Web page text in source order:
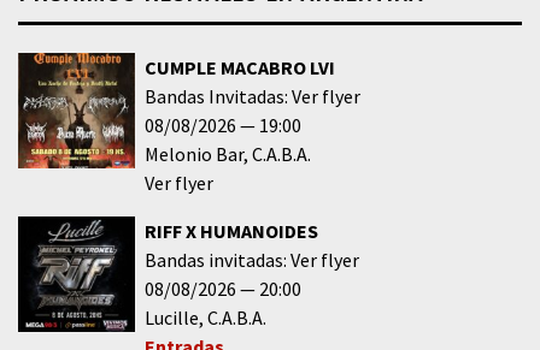
CUMPLE MACABRO LVI
Bandas Invitadas: Ver flyer
08/08/2026
19:00
Melonio Bar C.A.B.A.
Ver flyer
RIFF X HUMANOIDES
Bandas invitadas: Ver flyer
08/08/2026
20:00
Lucille C.A.B.A.